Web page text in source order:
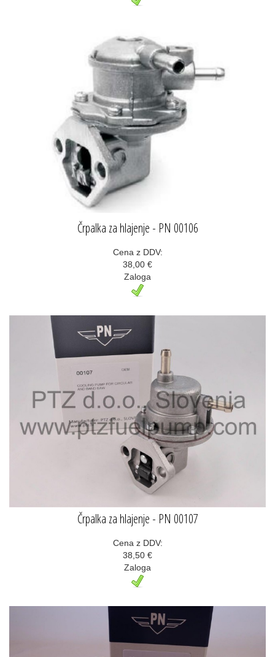
Črpalka za hlajenje - PN 00106
Cena z DDV:
38,00 €
Zaloga
Črpalka za hlajenje - PN 00107
Cena z DDV:
38,50 €
Zaloga